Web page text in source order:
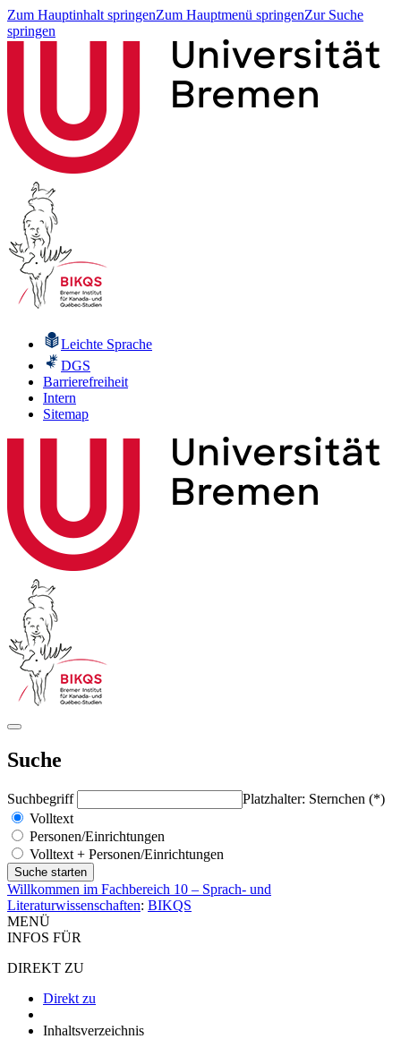
Zum Hauptinhalt springenZum Hauptmenü springenZur Suche
springen
Leichte Sprache
DGS
Barrierefreiheit
Intern
Sitemap
Suche
Suchbegriff
Platzhalter: Sternchen (*)
Volltext
Personen/Einrichtungen
Volltext + Personen/Einrichtungen
Willkommen im Fachbereich 10 – Sprach- und
Literaturwissenschaften: BIKQS
MENÜ
INFOS FÜR
DIREKT ZU
Direkt zu
Inhaltsverzeichnis